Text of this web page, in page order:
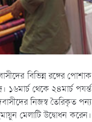
বিভিন্ন রঙ্গের পোশাক
থেকে ২৪মার্চ পযর্ন্ত
নিজস্ব তৈরিকৃত পন্য
মেলাটি উদ্বোধন করেন।